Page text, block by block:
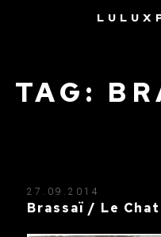
TAG:
27.09.2014
Brassaï / Le